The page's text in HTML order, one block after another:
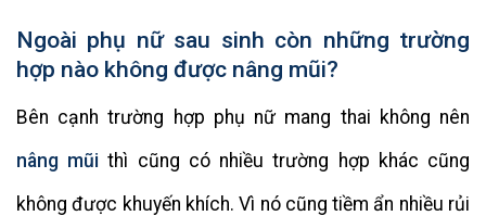
Ngoài phụ nữ sau sinh còn những trường
hợp nào không được nâng mũi?
Bên cạnh trường hợp phụ nữ mang thai không nên
nâng mũi thì cũng có nhiều trường hợp khác cũng
không được khuyến khích. Vì nó cũng tiềm ẩn nhiều rủi